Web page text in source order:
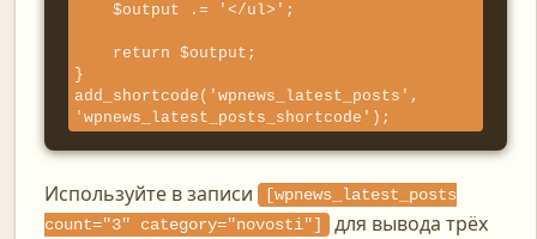
    $output .= '</ul>';
}
add_shortcode('wpnews_latest_posts',
'wpnews_latest_posts_shortcode');
Используйте в записи
[wpnews_latest_posts
count="3" category="novosti"] для вывода трёх